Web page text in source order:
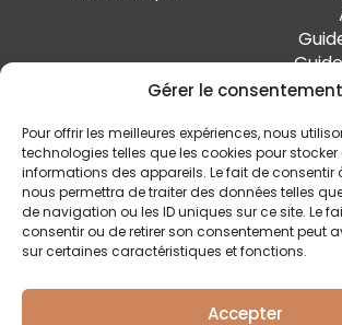
Gérer le consentement
Pour offrir les meilleures expériences, nous
technologies telles que les cookies pour
informations des appareils. Le fait de consentir
nous permettra de traiter des données telles
de navigation ou les ID uniques sur ce site. Le
consentir ou de retirer son consentement peut
sur certaines caractéristiques et fonctions.
Accepter
SUIVEZ-MOI